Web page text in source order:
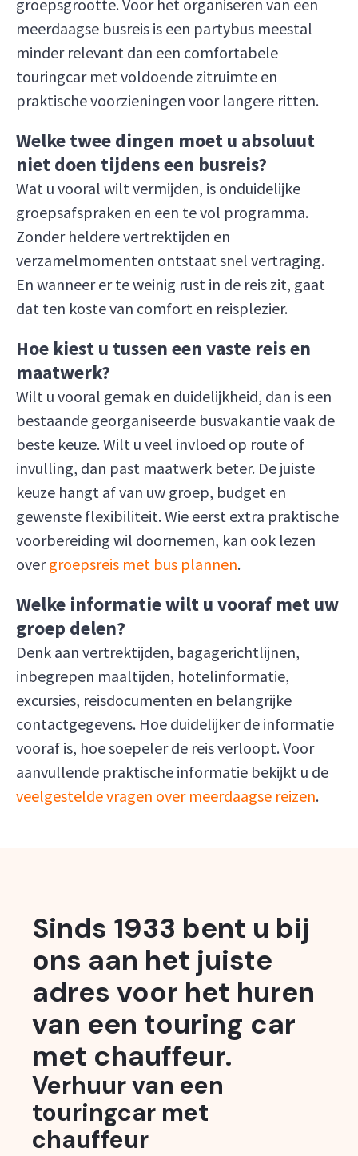
groepsgrootte. Voor het organiseren van een
meerdaagse busreis is een partybus meestal
minder relevant dan een comfortabele
touringcar met voldoende zitruimte en
praktische voorzieningen voor langere ritten.
Welke twee dingen moet u absoluut
niet doen tijdens een busreis?
Wat u vooral wilt vermijden, is onduidelijke
groepsafspraken en een te vol programma.
Zonder heldere vertrektijden en
verzamelmomenten ontstaat snel vertraging.
En wanneer er te weinig rust in de reis zit, gaat
dat ten koste van comfort en reisplezier.
Hoe kiest u tussen een vaste reis en
maatwerk?
Wilt u vooral gemak en duidelijkheid, dan is een
bestaande georganiseerde busvakantie vaak de
beste keuze. Wilt u veel invloed op route of
invulling, dan past maatwerk beter. De juiste
keuze hangt af van uw groep, budget en
gewenste flexibiliteit. Wie eerst extra praktische
voorbereiding wil doornemen, kan ook lezen
overgroepsreis met bus plannen.
Welke informatie wilt u vooraf met uw
groep delen?
Denk aan vertrektijden, bagagerichtlijnen,
inbegrepen maaltijden, hotelinformatie,
excursies, reisdocumenten en belangrijke
contactgegevens. Hoe duidelijker de informatie
vooraf is, hoe soepeler de reis verloopt. Voor
aanvullende praktische informatie bekijkt u de
veelgestelde vragen over meerdaagse reizen.
Sinds 1933 bent u bij
ons aan het juiste
adres voor het huren
van een touring car
met chauffeur.
Verhuur van een
touringcar met
chauffeur